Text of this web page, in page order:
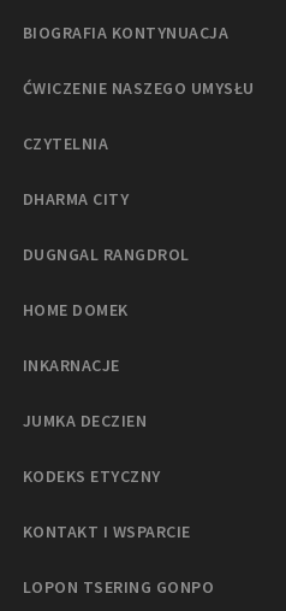
BIOGRAFIA KONTYNUACJA
ĆWICZENIE NASZEGO UMYSŁU
CZYTELNIA
DHARMA CITY
DUGNGAL RANGDROL
HOME DOMEK
INKARNACJE
JUMKA DECZIEN
KODEKS ETYCZNY
KONTAKT I WSPARCIE
LOPON TSERING GONPO